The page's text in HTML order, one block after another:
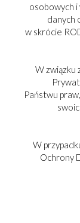
osobowych i
danych
w skrócie
W związku
Państwu
W
Ochrony